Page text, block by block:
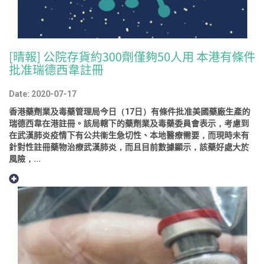
[晴報] 公院存貨約300劑僅夠50人用 本港有條件
批准瑞德西韋註冊
Date: 2020-07-17
香港藥劑業及毒藥管理局今日（17日）有條件批准美國藥廠生產的
瑞德西韋在港註冊。該局轄下的藥劑業及毒藥委員會表示，考慮到
在武漢肺炎疫情下有公共衞生急切性、本地醫療需要，而現時未有
針對性註冊藥物治療武漢肺炎，而且目前數據顯示，該藥好處大於
風險，...